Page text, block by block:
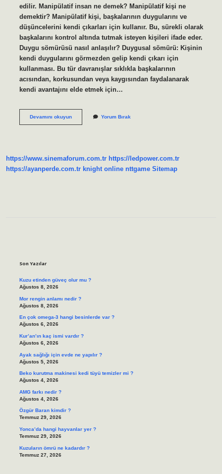
edilir. Manipülatif insan ne demek? Manipülatif kişi ne
demektir? Manipülatif kişi, başkalarının duygularını ve
düşüncelerini kendi çıkarları için kullanır. Bu, sürekli olarak
başkalarını kontrol altında tutmak isteyen kişileri ifade eder.
Duygu sömürüsü nasıl anlaşılır? Duygusal sömürü: Kişinin
kendi duygularını görmezden gelip kendi çıkarı için
kullanması. Bu tür davranışlar sıklıkla başkalarının
acısından, korkusundan veya kaygısından faydalanarak
kendi avantajını elde etmek için…
Devamını okuyunDuygu
Yorum Bırak
https://www.sinemaforum.com.tr https://ledpower.com.tr
https://ayanperde.com.tr knight online nttgame Sitemap
Son Yazılar
Kuzu etinden güveç olur mu ?
Ağustos 8, 2026
Mor rengin anlamı nedir ?
Ağustos 8, 2026
En çok omega-3 hangi besinlerde var ?
Ağustos 6, 2026
Kur’an’ın kaç ismi vardır ?
Ağustos 6, 2026
Ayak sağlığı için evde ne yapılır ?
Ağustos 5, 2026
Beko kurutma makinesi kedi tüyü temizler mi ?
Ağustos 4, 2026
AMG farkı nedir ?
Ağustos 4, 2026
Özgür Baran kimdir ?
Temmuz 29, 2026
Yonca’da hangi hayvanlar yer ?
Temmuz 29, 2026
Kuzuların ömrü ne kadardır ?
Temmuz 27, 2026